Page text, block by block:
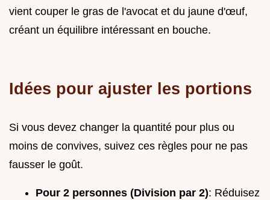
vient couper le gras de l'avocat et du jaune d'œuf,
créant un équilibre intéressant en bouche.
Idées pour ajuster les portions
Si vous devez changer la quantité pour plus ou
moins de convives, suivez ces règles pour ne pas
fausser le goût.
Pour 2 personnes (Division par 2): Réduisez